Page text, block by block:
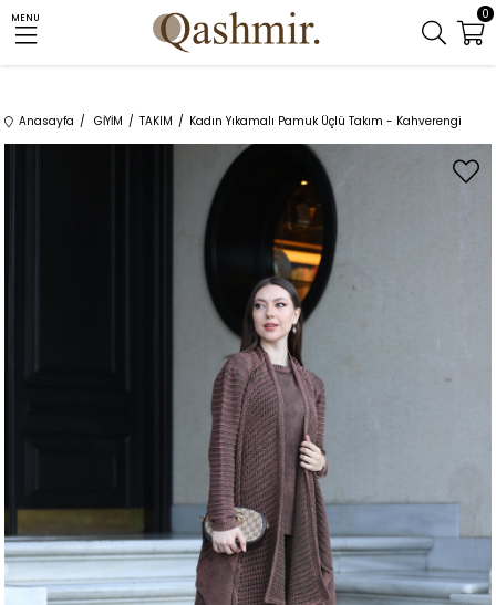
MENU 0
Anasayfa GİYİM TAKIM Kadın Yıkamalı Pamuk Üçlü Takım - Kahverengi